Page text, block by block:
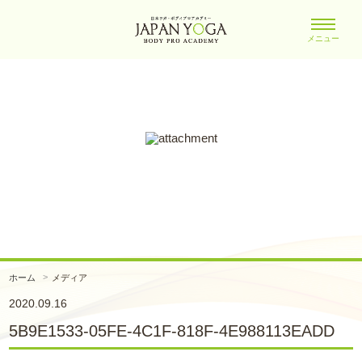
メニュー
ホーム メディア
2020.09.16
5B9E1533-05FE-4C1F-818F-4E988113EADD